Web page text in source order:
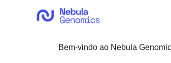
Bem-vindo ao Nebula